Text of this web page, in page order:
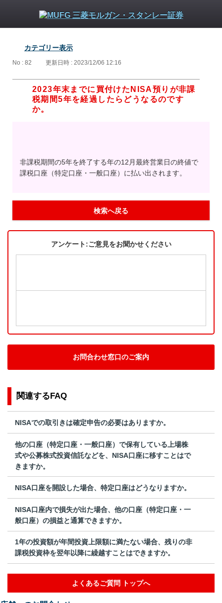
カテゴリー表示
No : 82 更新日時 : 2023/12/06 12:16
2023年末までに買付けたNISA預りが非課
税期間5年を経過したらどうなるのです
か。
非課税期間の5年を終了する年の12月最終営業日の終値で
課税口座（特定口座・一般口座）に払い出されます。
検索へ戻る
アンケート:ご意見をお聞かせください
お問合わせ窓口のご案内
関連するFAQ
NISAでの取引きは確定申告の必要はありますか。
他の口座（特定口座・一般口座）で保有している上場株
式や公募株式投資信託などを、NISA口座に移すことはで
きますか。
NISA口座を開設した場合、特定口座はどうなりますか。
NISA口座内で損失が出た場合、他の口座（特定口座・一
般口座）の損益と通算できますか。
1年の投資額が年間投資上限額に満たない場合、残りの非
課税投資枠を翌年以降に繰越すことはできますか。
よくあるご質問 トップへ